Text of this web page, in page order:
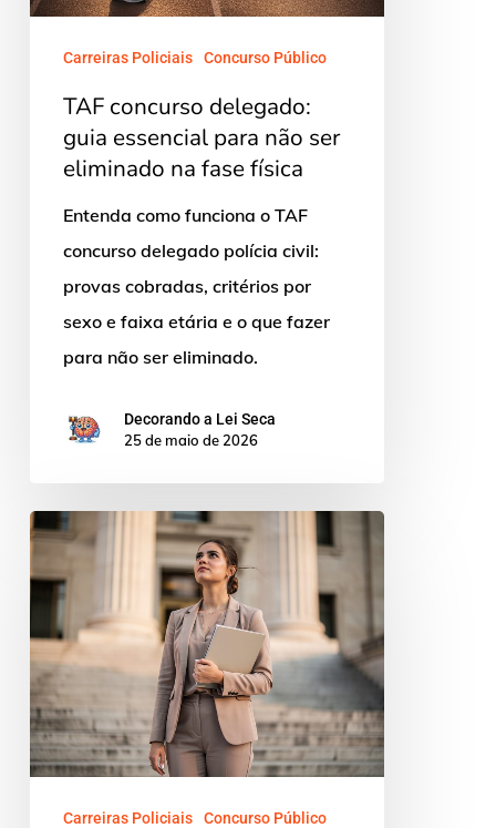
ser
eliminado
física
Carreiras Policiais Concurso Público
TAF concurso delegado:
guia essencial para não ser
eliminado na fase física
Entenda como funciona o TAF
concurso delegado polícia civil:
provas cobradas, critérios por
sexo e faixa etária e o que fazer
para não ser eliminado.
Decorando a Lei Seca
25 de maio de 2026
Requisitos
ser
delegado
de
Polícia
Civil:
guia
completo
Carreiras Policiais Concurso Público